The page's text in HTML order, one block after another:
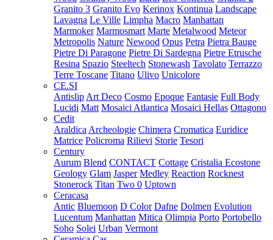
Granito 3 Granito Evo Kerinox Kontinua Landscape
Lavagna Le Ville Limpha Macro Manhattan
Marmoker Marmosmart Marte Metalwood Meteor
Metropolis Nature Newood Opus Petra Pietra Bauge
Pietre Di Paragone Pietre Di Sardegna Pietre Etrusche
Resina Spazio Steeltech Stonewash Tavolato Terrazzo
Terre Toscane Titano Ulivo Unicolore
CE.SI
Antislip Art Deco Cosmo Epoque Fantasie Full Body
Lucidi Matt Mosaici Atlantica Mosaici Hellas Ottagono
Cedit
Araldica Archeologie Chimera Cromatica Euridice
Matrice Policroma Rilievi Storie Tesori
Century
Aurum Blend CONTACT Cottage Cristalia Ecostone
Geology Glam Jasper Medley Reaction Rocknest
Stonerock Titan Two 0 Uptown
Ceracasa
Antic Bluemoon D Color Dafne Dolmen Evolution
Lucentum Manhattan Mitica Olimpia Porto Portobello
Soho Solei Urban Vermont